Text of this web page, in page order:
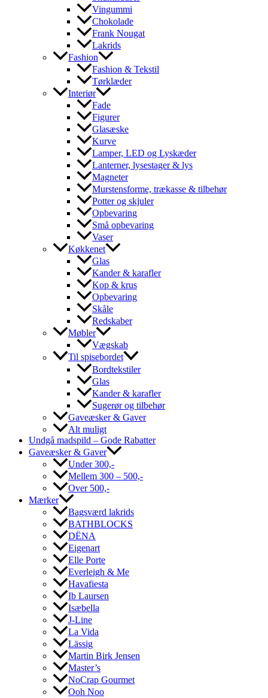
Vingummi
Chokolade
Frank Nougat
Lakrids
Fashion
Fashion & Tekstil
Tørklæder
Interiør
Fade
Figurer
Glasæske
Kurve
Lamper, LED og Lyskæder
Lanterner, lysestager & lys
Magneter
Murstensforme, trækasse & tilbehør
Potter og skjuler
Opbevaring
Små opbevaring
Vaser
Køkkenet
Glas
Kander & karafler
Kop & krus
Opbevaring
Skåle
Redskaber
Møbler
Vægskab
Til spisebordet
Bordtekstiler
Glas
Kander & karafler
Sugerør og tilbehør
Gaveæsker & Gaver
Alt muligt
Undgå madspild – Gode Rabatter
Gaveæsker & Gaver
Under 300,-
Mellem 300 – 500,-
Over 500,-
Mærker
Bagsværd lakrids
BATHBLOCKS
DËNA
Eigenart
Elle Porte
Everleigh & Me
Havafiesta
Ib Laursen
Isæbella
J-Line
La Vida
Lässig
Martin Birk Jensen
Master’s
NoCrap Gourmet
Ooh Noo